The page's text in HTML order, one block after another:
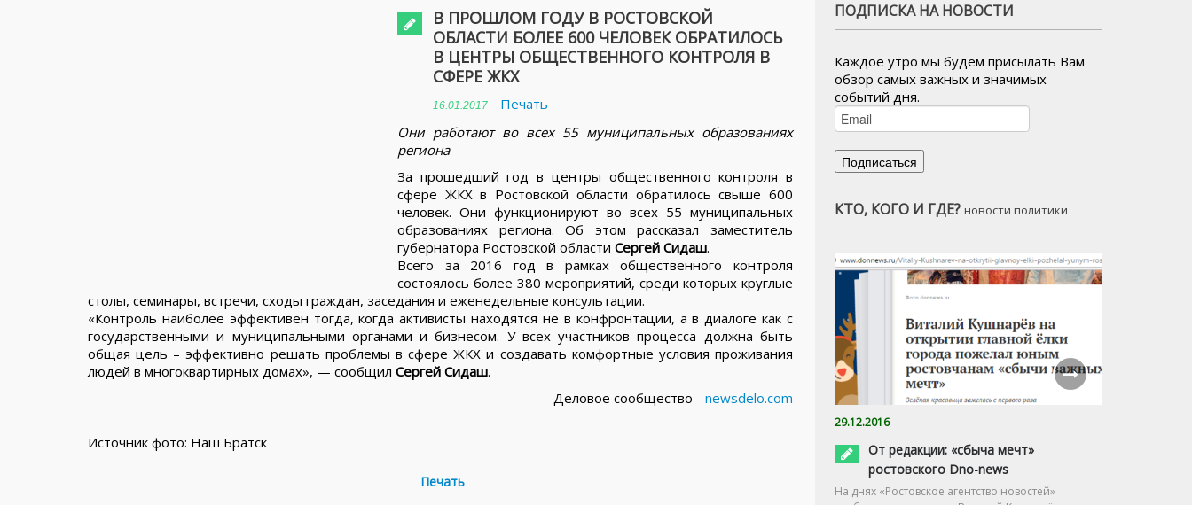
В ПРОШЛОМ ГОДУ В РОСТОВСКОЙ
ОБЛАСТИ БОЛЕЕ 600 ЧЕЛОВЕК ОБРАТИЛОСЬ
В ЦЕНТРЫ ОБЩЕСТВЕННОГО КОНТРОЛЯ В
СФЕРЕ ЖКХ
16.01.2017
Печать
Они работают во всех 55 муниципальных образованиях
региона
За прошедший год в центры общественного контроля в
сфере ЖКХ в Ростовской области обратилось свыше 600
человек. Они функционируют во всех 55 муниципальных
образованиях региона. Об этом рассказал заместитель
губернатора Ростовской области Сергей Сидаш.
Всего за 2016 год в рамках общественного контроля
состоялось более 380 мероприятий, среди которых круглые
столы, семинары, встречи, сходы граждан, заседания и еженедельные консультации.
«Контроль наиболее эффективен тогда, когда активисты находятся не в конфронтации, а в диалоге как с
государственными и муниципальными органами и бизнесом. У всех участников процесса должна быть
общая цель – эффективно решать проблемы в сфере ЖКХ и создавать комфортные условия проживания
людей в многоквартирных домах», — сообщил Сергей Сидаш.
Деловое сообщество - newsdelo.com
Источник фото: Наш Братск
Печать
ПОДПИСКА НА НОВОСТИ
Каждое утро мы будем присылать Вам
обзор самых важных и значимых
событий дня.
КТО, КОГО И ГДЕ? новости политики
29.12.2016
От редакции: «сбыча мечт»
ростовского Dno-news
На днях «Ростовское агентство новостей»